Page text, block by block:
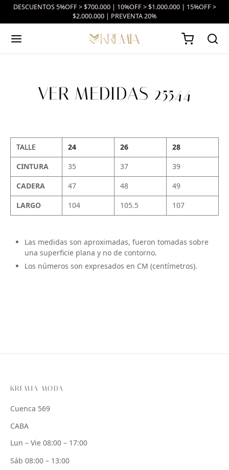
DESCUENTOS 5%OFF > $700.000 | 10%OFF > $1.000.000 | 15%OFF >
$2.000.000 | PREVENTA 20%
VER MEDIDAS 25544
TALLE 24 26
28
CINTURA
35 37
39
CADERA
47 48
49
LARGO
104 105.5 107
Las medidas son aproximadas, fueron tomadas sobre
una superficie plana y no de contorno.
Los números son expresados en CM (centímetros).
KREMIA MODA
Cuenca 569
CABA
Lun – Vie 08:00 – 17:00
Sáb 08:00 – 13:00